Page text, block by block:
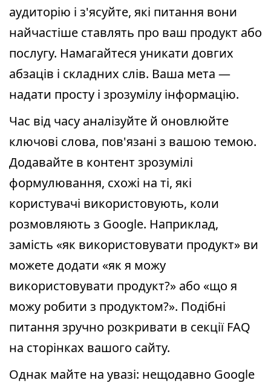
аудиторію і з'ясуйте, які питання вони
найчастіше ставлять про ваш продукт або
послугу. Намагайтеся уникати довгих
абзаців і складних слів. Ваша мета —
надати просту і зрозумілу інформацію.
Час від часу аналізуйте й оновлюйте
ключові слова, пов'язані з вашою темою.
Додавайте в контент зрозумілі
формулювання, схожі на ті, які
користувачі використовують, коли
розмовляють з Google. Наприклад,
замість «як використовувати продукт» ви
можете додати «як я можу
використовувати продукт?» або «що я
можу робити з продуктом?». Подібні
питання зручно розкривати в секції FAQ
на сторінках вашого сайту.
Однак майте на увазі: нещодавно Google